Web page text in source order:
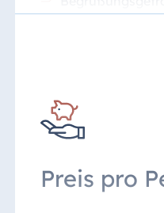
einem
Eintrittskarte für
mobile (ohne
Freie Nutzung
Preis pro